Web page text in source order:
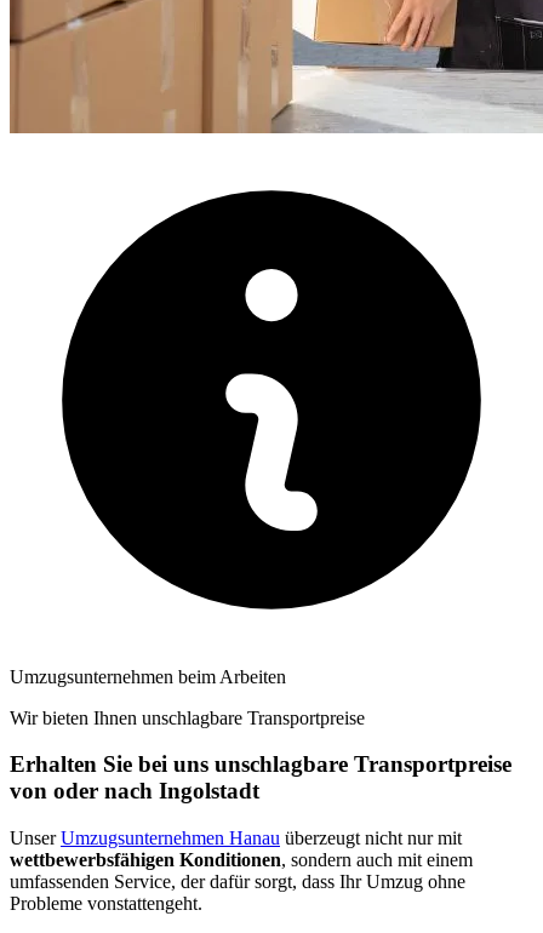
Umzugsunternehmen beim Arbeiten
Wir bieten Ihnen unschlagbare Transportpreise
Erhalten Sie bei uns unschlagbare Transportpreise
von oder nach Ingolstadt
UnserUmzugsunternehmen Hanau überzeugt nicht nur mit
wettbewerbsfähigen Konditionen, sondern auch mit einem
umfassenden Service, der dafür sorgt, dass Ihr Umzug ohne
Probleme vonstattengeht.